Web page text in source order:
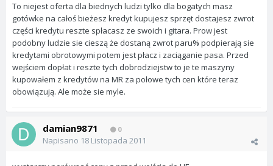
To niejest oferta dla biednych ludzi tylko dla bogatych masz
gotówke na całoś bieżesz kredyt kupujesz sprzęt dostajesz zwrot
części kredytu reszte spłacasz ze swoich i gitara. Prow jest
podobny ludzie sie cieszą że dostaną zwrot paru% podpierają sie
kredytami obrotowymi potem jest płacz i zaciąganie pasa. Przed
wejściem dopłat i reszte tych dobrodziejstw to je te maszyny
kupowałem z kredytów na MR za połowe tych cen które teraz
obowiązują. Ale może sie myle.
damian9871 0
Napisano 18 Listopada 2011